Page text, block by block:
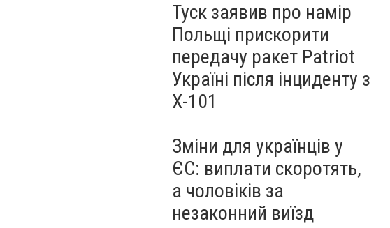
Туск заявив про намір
Польщі прискорити
передачу ракет Patriot
Україні після інциденту з
Х-101
Зміни для українців у
ЄС: виплати скоротять,
а чоловіків за
незаконний виїзд